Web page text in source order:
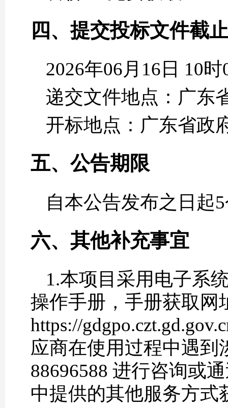
四、提交投标文件截
2026年06月16日 10
递交文件地点：广东
开标地点：广东省政
五、公告期限
自本公告发布之日起
六、其他补充事宜
1.本项目采用电子系
操作手册，手册获取网
https://
应商在使用过程中遇到
88696588 进行咨询或
中提供的其他服务方式